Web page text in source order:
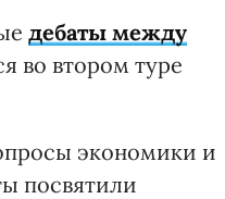
дебаты между
во втором туре
экономики и
посвятили